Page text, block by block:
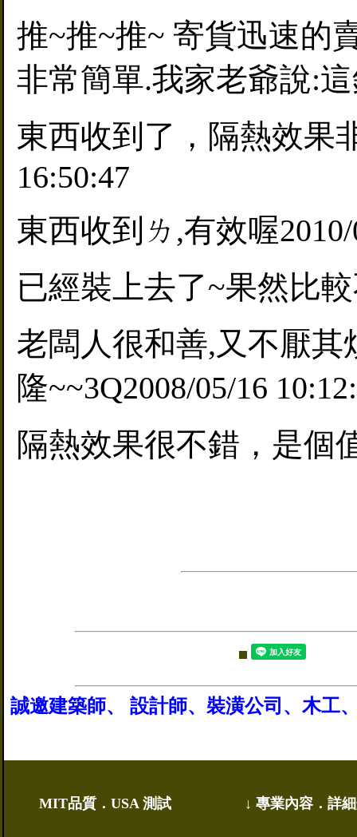
推~推~推~ 寄貨迅速的
非常簡單.我家老爺說:這
東西收到了，隔熱效果
16:50:47
東西收到ㄌ,有效喔2010/
已經裝上去了~果然比
老闆人很和善,又不厭
隆~~3Q2008/05/16
隔熱效果很不錯，是個
誠邀建築師、 設計師、裝潢公司、木工
MIT品質． USA 測試 ↓ 專業內容．詳